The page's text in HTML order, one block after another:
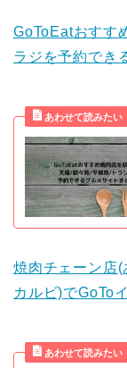
GoToEatおすす
ラジを予約でき
焼肉チェーン店(
カルビ)でGoTo